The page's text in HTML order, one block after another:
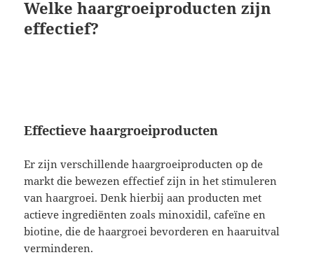
Welke haargroeiproducten zijn
effectief?
Effectieve haargroeiproducten
Er zijn verschillende haargroeiproducten op de
markt die bewezen effectief zijn in het stimuleren
van haargroei. Denk hierbij aan producten met
actieve ingrediënten zoals minoxidil, cafeïne en
biotine, die de haargroei bevorderen en haaruitval
verminderen.